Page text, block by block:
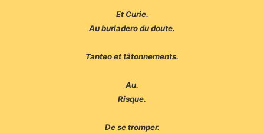
Et Curie.
Au burladero du doute.
Tanteo et tâtonnements.
Au.
Risque.
De se tromper.